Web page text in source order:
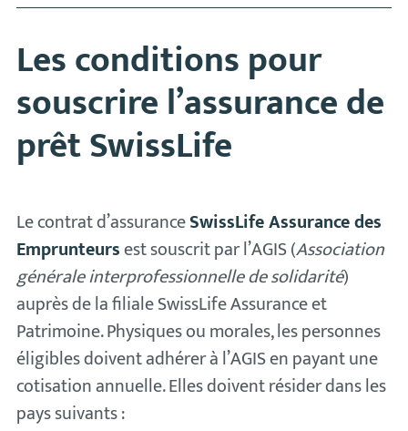
Les conditions pour
souscrire l’assurance de
prêt SwissLife
Le contrat d’assuranceSwissLife Assurance des
Emprunteursest souscrit par l’AGIS (Association
générale interprofessionnelle de solidarité)
auprès de la filiale SwissLife Assurance et
Patrimoine. Physiques ou morales, les personnes
éligibles doivent adhérer à l’AGIS en payant une
cotisation annuelle. Elles doivent résider dans les
pays suivants :